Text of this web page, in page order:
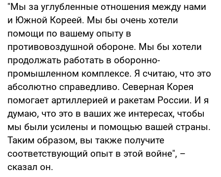
"Мы за углубленные отношения между нами
и Южной Кореей. Мы бы очень хотели
помощи по вашему опыту в
противовоздушной обороне. Мы бы хотели
продолжать работать в оборонно-
промышленном комплексе. Я считаю, что это
абсолютно справедливо. Северная Корея
помогает артиллерией и ракетам России. И я
думаю, что это в ваших же интересах, чтобы
мы были усилены и помощью вашей страны.
Таким образом, вы также получите
соответствующий опыт в этой войне", –
сказал он.